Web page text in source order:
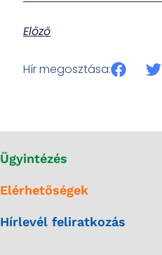
Előző
Hír megosztása:
Ügyintézés
Elérhetőségek
Hírlevél feliratkozás